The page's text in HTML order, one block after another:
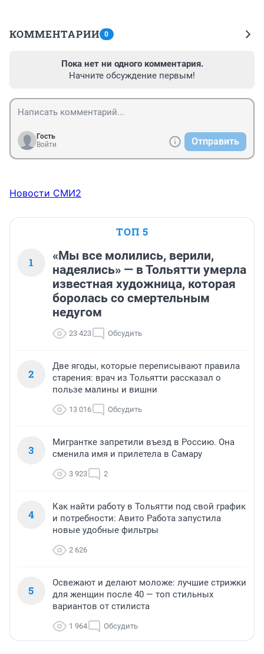
КОММЕНТАРИИ 0
Пока нет ни одного комментария.
Начните обсуждение первым!
Гость
Войти
Отправить
Новости СМИ2
ТОП 5
1
«Мы все молились, верили,
надеялись» — в Тольятти умерла
известная художница, которая
боролась со смертельным
недугом
23 423 Обсудить
2
Две ягоды, которые переписывают правила
старения: врач из Тольятти рассказал о
пользе малины и вишни
13 016 Обсудить
3
Мигрантке запретили въезд в Россию. Она
сменила имя и прилетела в Самару
3 923 2
4
Как найти работу в Тольятти под свой график
и потребности: Авито Работа запустила
новые удобные фильтры
2 626
5
Освежают и делают моложе: лучшие стрижки
для женщин после 40 — топ стильных
вариантов от стилиста
1 964 Обсудить